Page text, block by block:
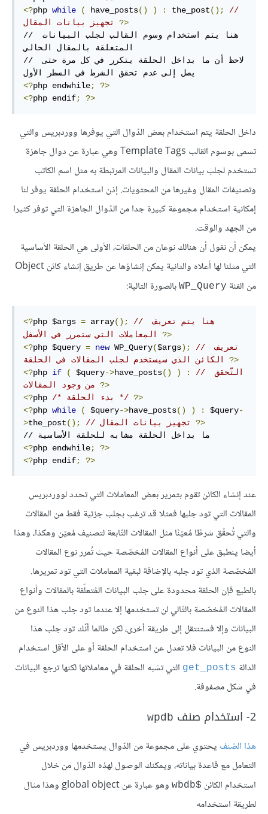
<?php while ( have_posts() ) : the_post();
//
?>
// هنا يتم استخدام وسوم القالب لجلب البيانات
المتعلقة بالمقال الحالي
// لاحظ أن ما بداخل الحلقة يتكرر في كل مرة حتى
<?php endwhile;
?>
<?php endif; ?>
داخل الحلقة يتم استخدام بعض الدّوال التي يوفرها ووردبريس والتي
تسمى بوسوم القالب Template Tags وهي عبارة عن دوال جاهزة
تستخدم لجلب بيانات المقال والبيانات المرتبطة به مثل اسم الكاتب
وتصنيفات المقال وغيرها من المحتويات. إذن استخدام الحلقة يوفر لنا
إمكانية استخدام مجموعة كبيرة جدا من الدّوال الجاهزة التي توفر كثيرا
من الجهد والوقت.
يمكن أن نقول أن هنالك نوعان من الحلقات، الأولى هي الحلقة الأساسية
التي مثلنا لها أعلاه والثانية يمكن إنشاؤها عن طريق إنشاء كائن Object
من الفئة WP_Query بالصورة التالية:
<?php $args = array();
// هنا يتم تعريف
?>
<?php $query = new WP_Query($args);
// تعريف
?>
<?php if ( $query->have_posts() ) :
// التّحقق
?>
<?php /* بدء الحلقة */ ?>
<?php while ( $query->have_posts() ) : $query-
>the_post();
?>
<?php endwhile;
?>
<?php endif; ?>
عند إنشاء الكائن تقوم بتمرير بعض المعاملات التي تحدد لووردبريس
المقالات التي تود جلبها فمثلا قد ترغب بجلب جزئية فقط من المقالات
والتي تُحقّق شرطًا مُعيّنًا مثل المقالات التّابعة لتصنيف مُعيّن وهكذا، وهذا
أيضا ينطبق على أنواع المقالات المُخصّصة حيث تُمرر نوع المقالات
المُخصّصة الذي تود جلبه بالإضافة لبقية المعاملات التي تود تمريرها.
بالطبع فإن الحلقة محدودة على جلب البيانات المُتعلّقة بالمقالات وأنواع
المقالات المُخصّصة بالتّالي لن تستخدمها إلا عندما تود جلب هذا النوع من
البيانات وإلا فستنتقل إلى طريقة أخرى، لكن طالما أنّك تود جلب هذا
النوع من البيانات فلا تعدل عن استخدام الحلقة أو على الأقل استخدام
الدالة get_posts التي تشبه الحلقة في معاملاتها لكنها ترجع البيانات
في شكل مصفوفة.
2- استخدام صنف wpdb
هذا الصّنف يحتوي على مجموعة من الدّوال يستخدمها ووردبريس في
التعامل مع قاعدة بياناته، ويمكنك الوصول لهذه الدّوال من خلال
استخدام الكائن $wbdb
وهو عبارة عن global object وهذا مثال
لطريقة استخدامه